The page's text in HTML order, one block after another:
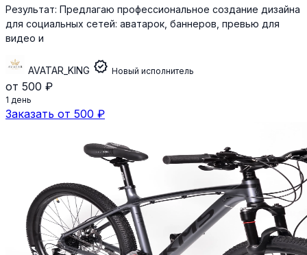
Результат: Предлагаю профессиональное создание дизайна
для социальных сетей: аватарок, баннеров, превью для
видео и
AVATAR_KING verified Новый исполнитель
от 500 ₽
1 день
Заказать от 500 ₽